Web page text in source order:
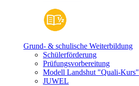
Grund- & schulische Weiterbildung
Schülerförderung
Prüfungsvorbereitung
Modell Landshut "Quali-Kurs"
JUWEL